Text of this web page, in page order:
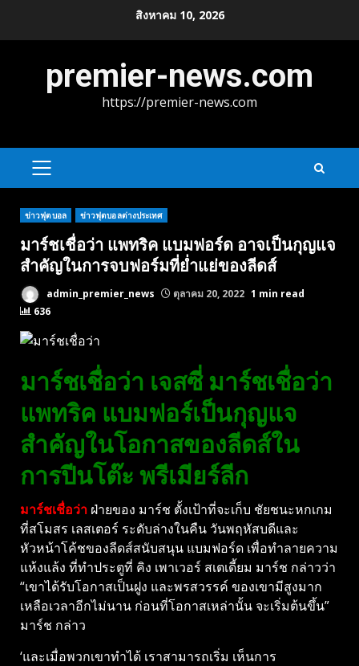
สิงหาคม 10, 2026
premier-news.com
https://premier-news.com
PRIMARY
ข่าวฟุตบอล ข่าวฟุตบอลต่างประเทศ
มาร์ชเชื่อว่า แพทริค แบมฟอร์ด อาจเป็นกุญแจ
สำคัญในการจบฟอร์มที่ย่ำแย่ของลีดส์
admin_premier_news ตุลาคม 20, 2022 1 min read
636
มาร์ชเชื่อว่า เจสซี่ มาร์ชเชื่อว่า
แพทริค แบมฟอร์เป็นกุญแจ
สำคัญในโอกาสของลีดส์ใน
การปีนโต๊ะ พรีเมียร์ลีก
มาร์ชเชื่อว่า ฝ่ายของ มาร์ช ตั้งเป้าที่จะเก็บ ชัยชนะหกเกม
ที่สโมสร เลสเตอร์ ระดับล่างในคืน วันพฤหัสบดีและ
หัวหน้าโค้ชของลีดส์สนับสนุน แบมฟอร์ด เพื่อทำลายความ
แห้งแล้ง ที่ทำประตูที่ คิง เพาเวอร์ สเตเดี้ยม มาร์ช กล่าวว่า
“เขาได้รับโอกาสเป็นฝูง และพรสวรรค์ ของเขามีสูงมาก
เหลือเวลาอีกไม่นาน ก่อนที่โอกาสเหล่านั้น จะเริ่มต้นขึ้น”
มาร์ช กล่าว
‘และเมื่อพวกเขาทำได้ เราสามารถเริ่ม เห็นการ